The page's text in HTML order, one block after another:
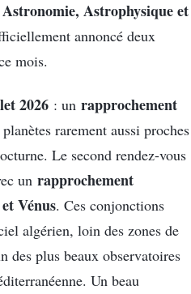
Astrophysique et
annoncé deux
mois.
2026 : un rapprochement
rarement aussi proches
Le second rendez-vous
un rapprochement
Vénus. Ces conjonctions
algérien, loin des zones de
des plus beaux observatoires
Un beau